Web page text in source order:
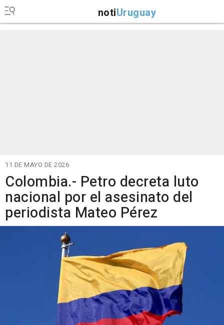
notiUruguay
11 DE MAYO DE 2026
Colombia.- Petro decreta luto
nacional por el asesinato del
periodista Mateo Pérez